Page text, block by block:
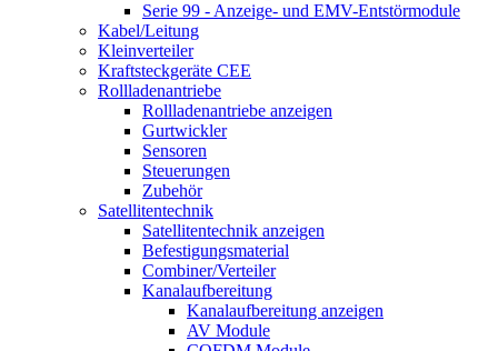
Serie 99 - Anzeige- und EMV-Entstörmodule
Kabel/Leitung
Kleinverteiler
Kraftsteckgeräte CEE
Rollladenantriebe
Rollladenantriebe anzeigen
Gurtwickler
Sensoren
Steuerungen
Zubehör
Satellitentechnik
Satellitentechnik anzeigen
Befestigungsmaterial
Combiner/Verteiler
Kanalaufbereitung
Kanalaufbereitung anzeigen
AV Module